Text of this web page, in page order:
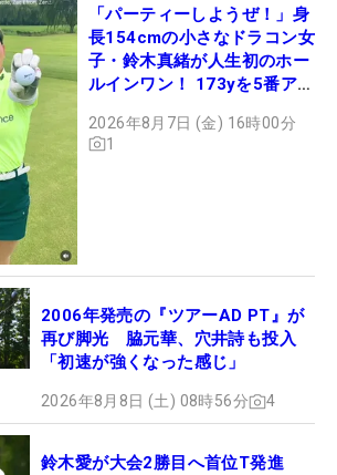
「パーティーしようぜ！」身
長154cmの小さなドラコン女
子・鈴木真緒が人生初のホー
ルインワン！ 173yを5番アイ
2026年8月7日 (金) 16時00分
1
2006年発売の『ツアーAD PT』が
再び脚光 脇元華、穴井詩も投入
「初速が強くなった感じ」
2026年8月8日 (土) 08時56分 4
鈴木愛が大会2勝目へ首位T発進